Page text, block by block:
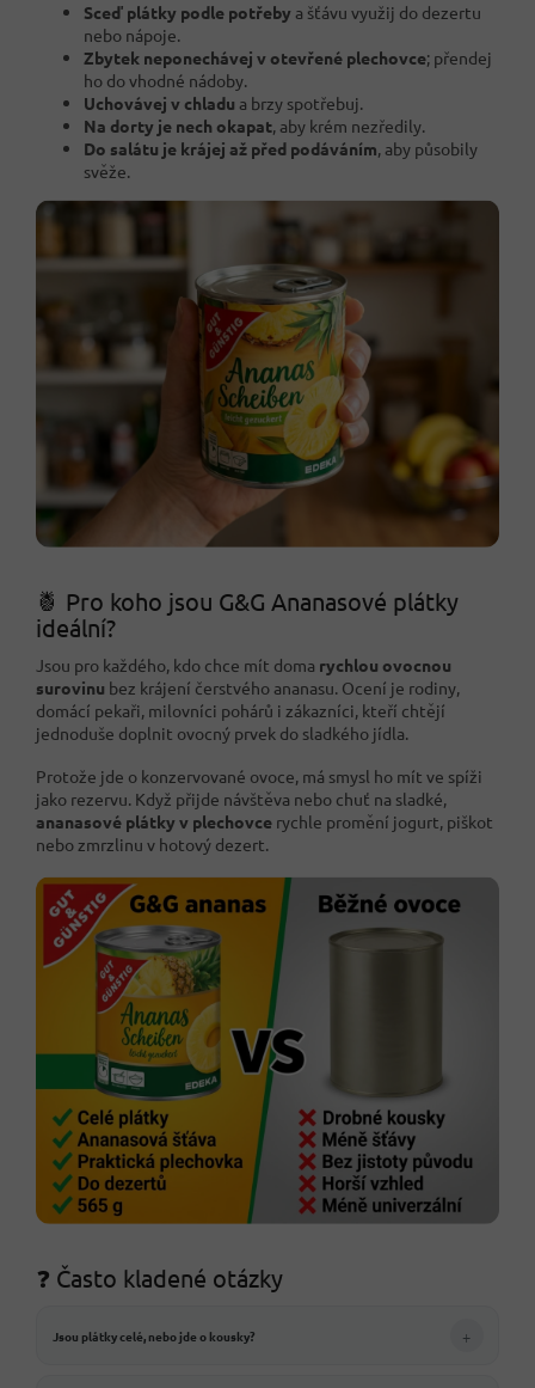
Sceď plátky podle potřeby a šťávu využij do dezertu
nebo nápoje.
Zbytek neponechávej v otevřené plechovce; přendej
ho do vhodné nádoby.
Uchovávej v chladu a brzy spotřebuj.
Na dorty je nech okapat, aby krém nezředily.
Do salátu je krájej až před podáváním, aby působily
svěže.
🍍 Pro koho jsou G&G Ananasové plátky
ideální?
Jsou pro každého, kdo chce mít doma rychlou ovocnou
surovinu bez krájení čerstvého ananasu. Ocení je rodiny,
domácí pekaři, milovníci pohárů i zákazníci, kteří chtějí
jednoduše doplnit ovocný prvek do sladkého jídla.
Protože jde o konzervované ovoce, má smysl ho mít ve spíži
jako rezervu. Když přijde návštěva nebo chuť na sladké,
ananasové plátky v plechovce rychle promění jogurt, piškot
nebo zmrzlinu v hotový dezert.
❓ Často kladené otázky
Jsou plátky celé, nebo jde o kousky? +